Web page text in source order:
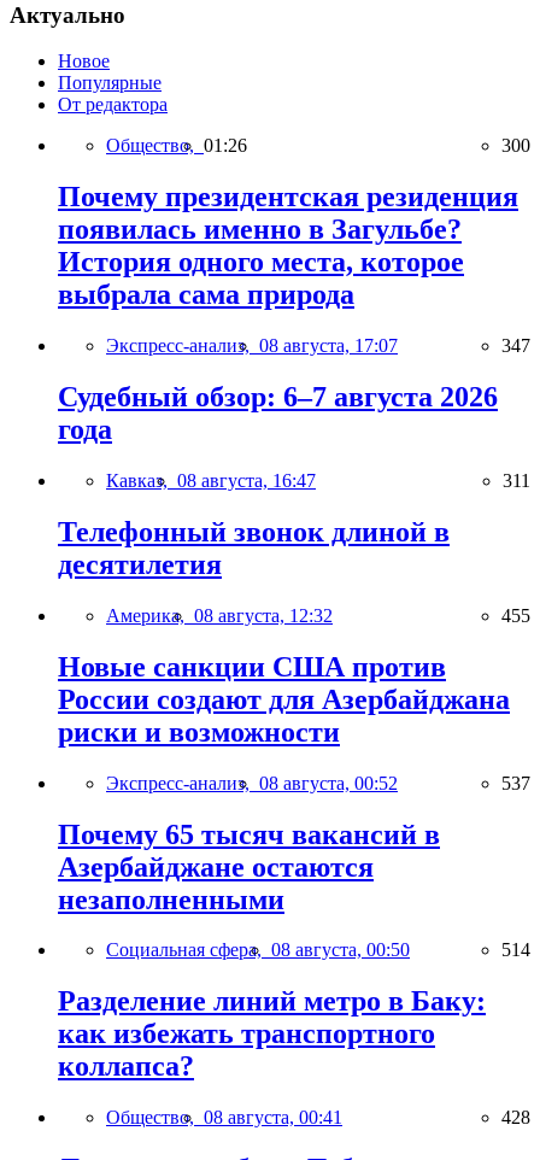
Актуально
Новое
Популярные
От редактора
Общество, 01:26 300
Почему президентская резиденция
появилась именно в Загульбе?
История одного места, которое
выбрала сама природа
Экспресс-анализ, 08 августа, 17:07 347
Судебный обзор: 6–7 августа 2026
года
Кавказ, 08 августа, 16:47 311
Телефонный звонок длиной в
десятилетия
Америка, 08 августа, 12:32 455
Новые санкции США против
России создают для Азербайджана
риски и возможности
Экспресс-анализ, 08 августа, 00:52 537
Почему 65 тысяч вакансий в
Азербайджане остаются
незаполненными
Социальная сфера, 08 августа, 00:50 514
Разделение линий метро в Баку:
как избежать транспортного
коллапса?
Общество, 08 августа, 00:41 428